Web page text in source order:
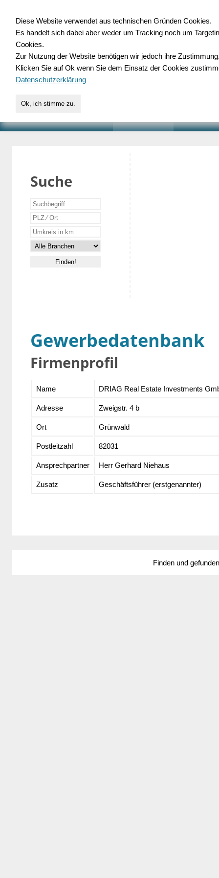
für Handwerk,
Suche
Gewerbedatenbank
Firmenprofil
Name DRIAG Real Estate Investments
Adresse Zweigstr. 4 b
Ort Grünwald
Postleitzahl 82031
Ansprechpartner Herr Gerhard Niehaus
Zusatz Geschäftsführer (erstgenannter)
Finden und
Diese Website verwendet aus technischen Gründen Cookies.
Es handelt sich dabei aber weder um Tracking noch um
Cookies.
Zur Nutzung der Website benötigen wir jedoch ihre
Klicken Sie auf Ok wenn Sie dem Einsatz der Cookies
Datenschutzerklärung
Ok, ich stimme zu.